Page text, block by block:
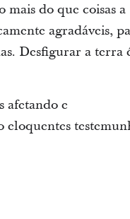
mais do que coisas a
agradáveis,
Desfigurar a terra
afetando e
eloquentes